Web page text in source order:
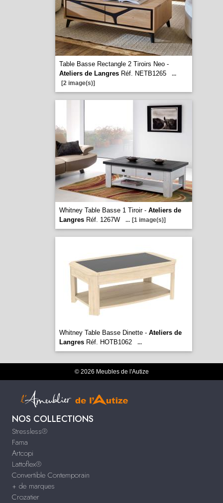
Table Basse Rectangle 2 Tiroirs Neo -
Ateliers de LangresRéf. NETB1265
...
[2 image(s)]
Whitney Table Basse 1 Tiroir - Ateliers de
LangresRéf. 1267W ... [1 image(s)]
Whitney Table Basse Dinette - Ateliers de
LangresRéf. HOTB1062 ...
© 2026 Meubles de l'Autize
NOS COLLECTIONS
Stressless®
Fama
Artcopi
Lattoflex®
Convertible Contemporain
+ de marques
Crozatier